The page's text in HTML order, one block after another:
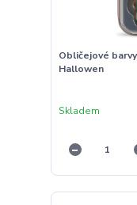
Obličejové
Hallowen
Skladem